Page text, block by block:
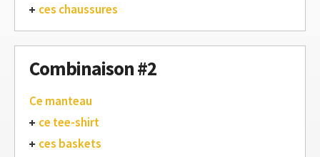
ces chaussures
Combinaison #2
Ce manteau
ce tee-shirt
ces baskets